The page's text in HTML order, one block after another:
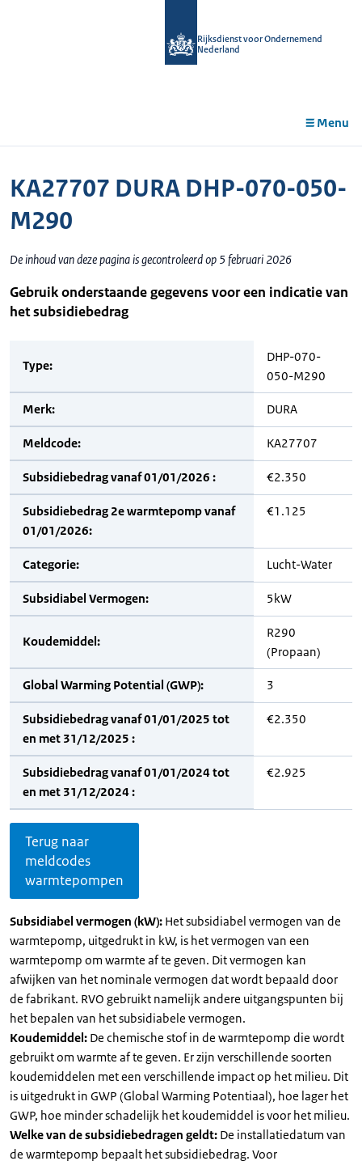
Rijksdienst voor Ondernemend
Nederland
Menu
KA27707 DURA DHP-070-050-
M290
De inhoud van deze pagina is gecontroleerd op 5 februari 2026
Gebruik onderstaande gegevens voor een indicatie van
het subsidiebedrag
Type:
DHP-070-
050-M290
Merk: DURA
Meldcode: KA27707
Subsidiebedrag vanaf 01/01/2026 : €2.350
Subsidiebedrag 2e warmtepomp vanaf
01/01/2026:
€1.125
Categorie: Lucht-Water
Subsidiabel Vermogen: 5kW
Koudemiddel:
R290
(Propaan)
Global Warming Potential (GWP): 3
Subsidiebedrag vanaf 01/01/2025 tot
en met 31/12/2025 :
€2.350
Subsidiebedrag vanaf 01/01/2024 tot
en met 31/12/2024 :
€2.925
Terug naar
meldcodes
warmtepompen
Subsidiabel vermogen (kW): Het subsidiabel vermogen van de
warmtepomp, uitgedrukt in kW, is het vermogen van een
warmtepomp om warmte af te geven. Dit vermogen kan
afwijken van het nominale vermogen dat wordt bepaald door
de fabrikant. RVO gebruikt namelijk andere uitgangspunten bij
het bepalen van het subsidiabele vermogen.
Koudemiddel: De chemische stof in de warmtepomp die wordt
gebruikt om warmte af te geven. Er zijn verschillende soorten
koudemiddelen met een verschillende impact op het milieu. Dit
is uitgedrukt in GWP (Global Warming Potentiaal), hoe lager het
GWP, hoe minder schadelijk het koudemiddel is voor het milieu.
Welke van de subsidiebedragen geldt: De installatiedatum van
de warmtepomp bepaalt het subsidiebedrag. Voor